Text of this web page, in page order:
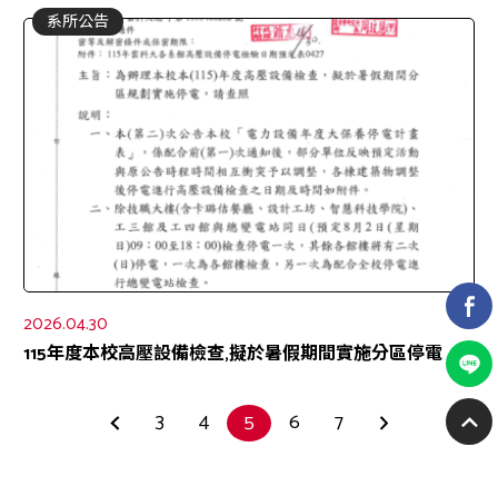
系所公告
2026.04.30
115年度本校高壓設備檢查,擬於暑假期間實施分區停電
3 4 5 6 7